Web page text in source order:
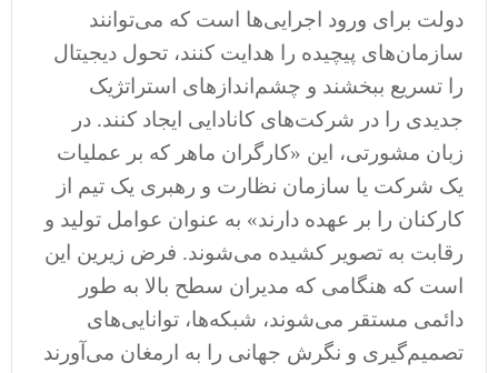
دولت برای ورود اجرایی‌ها است که می‌توانند
سازمان‌های پیچیده را هدایت کنند، تحول دیجیتال
را تسریع ببخشند و چشم‌اندازهای استراتژیک
جدیدی را در شرکت‌های کانادایی ایجاد کنند. در
زبان مشورتی، این «کارگران ماهر که بر عملیات
یک شرکت یا سازمان نظارت و رهبری یک تیم از
کارکنان را بر عهده دارند» به عنوان عوامل تولید و
رقابت به تصویر کشیده می‌شوند. فرض زیرین این
است که هنگامی که مدیران سطح بالا به طور
دائمی مستقر می‌شوند، شبکه‌ها، توانایی‌های
تصمیم‌گیری و نگرش جهانی را به ارمغان می‌آورند